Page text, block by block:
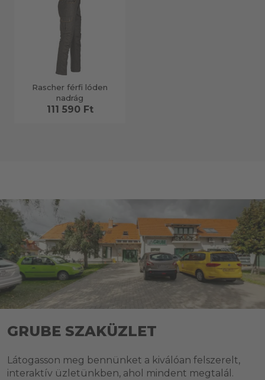
Rascher férfi lóden
nadrág
111 590 Ft
GRUBE SZAKÜZLET
Látogasson meg bennünket a kiválóan felszerelt,
interaktív üzletünkben, ahol mindent megtalál.